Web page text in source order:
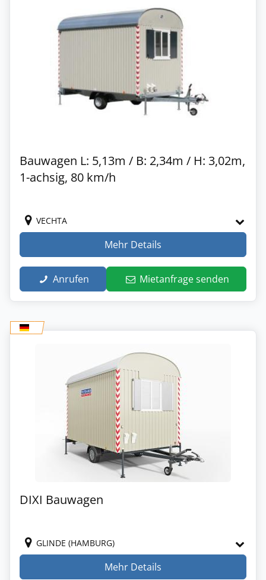
Bauwagen L: 5,13m / B: 2,34m / H: 3,02m,
1-achsig, 80 km/h
VECHTA
Mehr Details
Anrufen Mietanfrage senden
DIXI Bauwagen
GLINDE (HAMBURG)
Mehr Details